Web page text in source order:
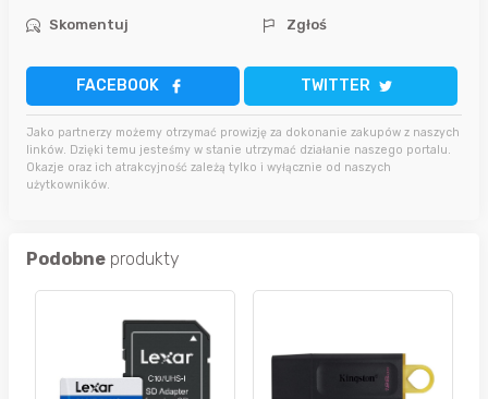
Skomentuj Zgłoś
FACEBOOK TWITTER
Jako partnerzy możemy otrzymać prowizję za dokonanie zakupów z naszych
linków. Dzięki temu jesteśmy w stanie utrzymać działanie naszego portalu.
Okazje oraz ich atrakcyjność zależą tylko i wyłącznie od naszych
użytkowników.
Podobne produkty